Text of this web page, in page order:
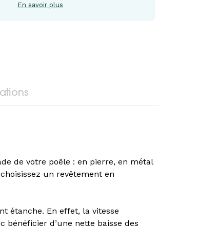
En savoir plus
de votre poêle : en pierre, en métal
un revêtement en
étanche. En effet, la vitesse
d’une nette baisse des